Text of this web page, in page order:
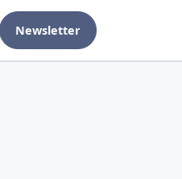
Newsletter